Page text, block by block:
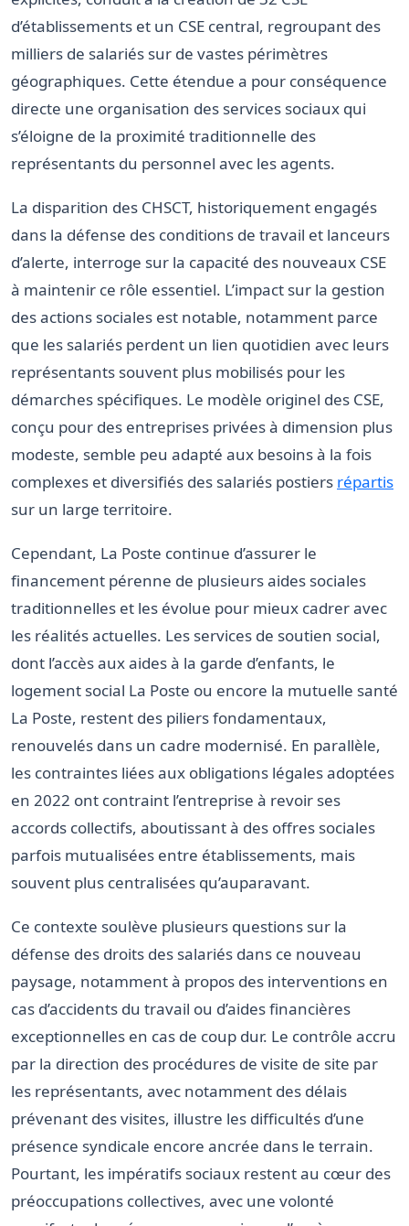
d’établissements et un CSE central, regroupant des
milliers de salariés sur de vastes périmètres
géographiques. Cette étendue a pour conséquence
directe une organisation des services sociaux qui
s’éloigne de la proximité traditionnelle des
représentants du personnel avec les agents.
La disparition des CHSCT, historiquement engagés
dans la défense des conditions de travail et lanceurs
d’alerte, interroge sur la capacité des nouveaux CSE
à maintenir ce rôle essentiel. L’impact sur la gestion
des actions sociales est notable, notamment parce
que les salariés perdent un lien quotidien avec leurs
représentants souvent plus mobilisés pour les
démarches spécifiques. Le modèle originel des CSE,
conçu pour des entreprises privées à dimension plus
modeste, semble peu adapté aux besoins à la fois
complexes et diversifiés des salariés postiers répartis
sur un large territoire.
Cependant, La Poste continue d’assurer le
financement pérenne de plusieurs aides sociales
traditionnelles et les évolue pour mieux cadrer avec
les réalités actuelles. Les services de soutien social,
dont l’accès aux aides à la garde d’enfants, le
logement social La Poste ou encore la mutuelle santé
La Poste, restent des piliers fondamentaux,
renouvelés dans un cadre modernisé. En parallèle,
les contraintes liées aux obligations légales adoptées
en 2022 ont contraint l’entreprise à revoir ses
accords collectifs, aboutissant à des offres sociales
parfois mutualisées entre établissements, mais
souvent plus centralisées qu’auparavant.
Ce contexte soulève plusieurs questions sur la
défense des droits des salariés dans ce nouveau
paysage, notamment à propos des interventions en
cas d’accidents du travail ou d’aides financières
exceptionnelles en cas de coup dur. Le contrôle accru
par la direction des procédures de visite de site par
les représentants, avec notamment des délais
prévenant des visites, illustre les difficultés d’une
présence syndicale encore ancrée dans le terrain.
Pourtant, les impératifs sociaux restent au cœur des
préoccupations collectives, avec une volonté